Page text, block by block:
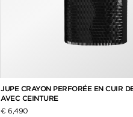
JUPE CRAYON PERFORÉE EN CUIR
AVEC CEINTURE
€ 6,490